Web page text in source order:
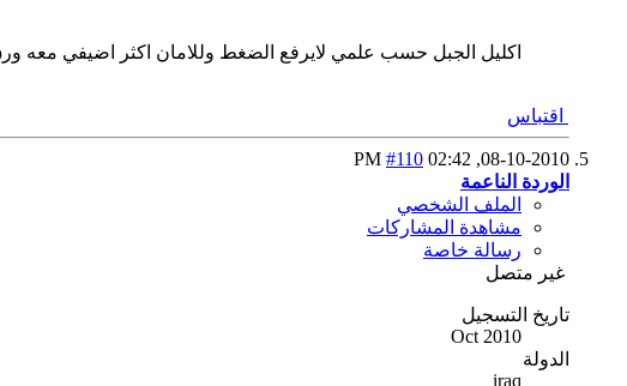
اكليل الجبل حسب علمي لايرفع الضغط وللامان اكثر اضيفي معه
اقتباس
08-10-2010,
02:42 PM
#110
الوردة الناعمة
الملف الشخصي
مشاهدة المشاركات
رسالة خاصة
غير متصل
تاريخ التسجيل
Oct 2010
الدولة
iraq